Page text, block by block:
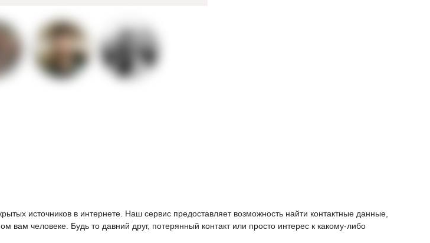
источников в интернете. Наш сервис предоставляет возможность найти контактные данные,
человеке. Будь то давний друг, потерянный контакт или просто интерес к какому-либо